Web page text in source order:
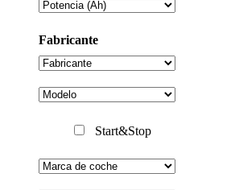
Fabricante
Start&Stop